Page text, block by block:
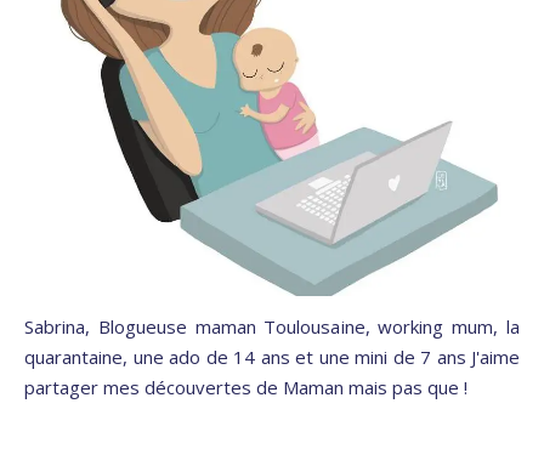
Sabrina, Blogueuse maman Toulousaine, working mum, la
quarantaine, une ado de 14 ans et une mini de 7 ans J'aime
partager mes découvertes de Maman mais pas que !